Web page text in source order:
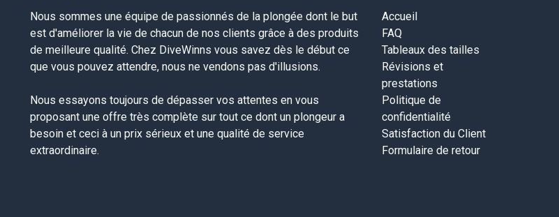
Nous sommes une équipe de passionnés de la plongée dont le but
est d'améliorer la vie de chacun de nos clients grâce à des produits
de meilleure qualité. Chez DiveWinns vous savez dès le début ce
que vous pouvez attendre, nous ne vendons pas d'illusions.
Nous essayons toujours de dépasser vos attentes en vous
proposant une offre très complète sur tout ce dont un plongeur a
besoin et ceci à un prix sérieux et une qualité de service
extraordinaire.
Accueil
FAQ
Tableaux des tailles
Révisions et
prestations
Politique de
confidentialité
Satisfaction du Client
Formulaire de retour